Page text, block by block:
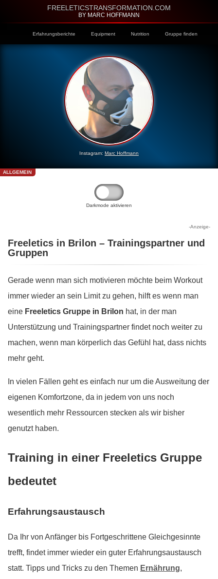
FREELETICSTRANSFORMATION.COM
BY MARC HOFFMANN
Erfahrungsberichte Equipment Nutrition Gruppe finden
Instagram: Marc Hoffmann
ALLGEMEIN
Darkmode aktivieren
-Anzeige-
Freeletics in Brilon – Trainingspartner und
Gruppen
Gerade wenn man sich motivieren möchte beim Workout
immer wieder an sein Limit zu gehen, hilft es wenn man
eine Freeletics Gruppe in Brilon hat, in der man
Unterstützung und Trainingspartner findet noch weiter zu
machen, wenn man körperlich das Gefühl hat, dass nichts
mehr geht.
In vielen Fällen geht es einfach nur um die Ausweitung der
eigenen Komfortzone, da in jedem von uns noch
wesentlich mehr Ressourcen stecken als wir bisher
genutzt haben.
Training in einer Freeletics Gruppe
bedeutet
Erfahrungsaustausch
Da Ihr von Anfänger bis Fortgeschrittene Gleichgesinnte
trefft, findet immer wieder ein guter Erfahrungsaustausch
statt. Tipps und Tricks zu den Themen Ernährung,